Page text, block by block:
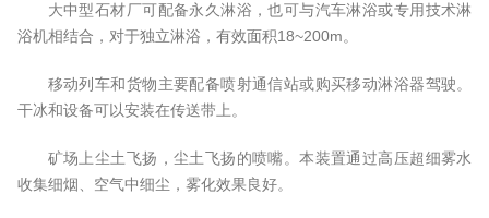
大中型石材厂可配备永久淋浴，也可与汽车淋浴或专用技术淋
浴机相结合，对于独立淋浴，有效面积18~200m。
移动列车和货物主要配备喷射通信站或购买移动淋浴器驾驶。
干冰和设备可以安装在传送带上。
矿场上尘土飞扬，尘土飞扬的喷嘴。本装置通过高压超细雾水
收集细烟、空气中细尘，雾化效果良好。